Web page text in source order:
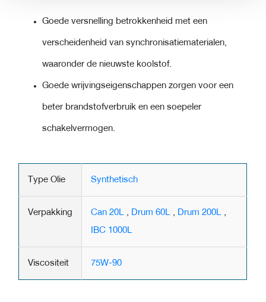
Goede versnelling betrokkenheid met een
verscheidenheid van synchronisatiematerialen,
waaronder de nieuwste koolstof.
Goede wrijvingseigenschappen zorgen voor een
beter brandstofverbruik en een soepeler
schakelvermogen.
Type Olie Synthetisch
Verpakking Can 20L , Drum 60L , Drum 200L ,
IBC 1000L
Viscositeit 75W-90